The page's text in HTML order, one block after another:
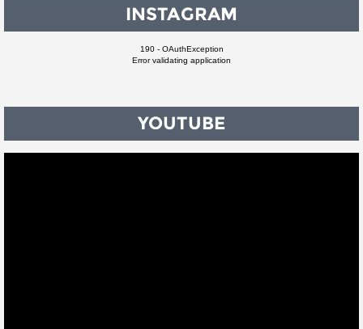
INSTAGRAM
190 - OAuthException
Error validating application
YOUTUBE